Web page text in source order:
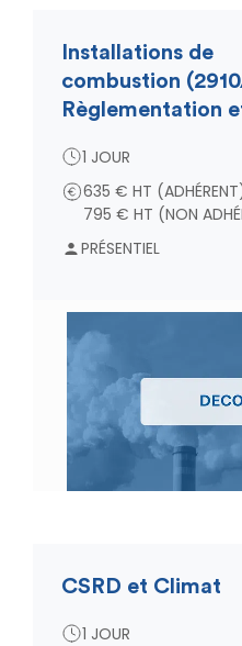
Installations de
combustion
Règlementation
1 JOUR
635 € HT
795 € HT (NON
PRÉSENTIEL
CSRD et Climat
1 JOUR